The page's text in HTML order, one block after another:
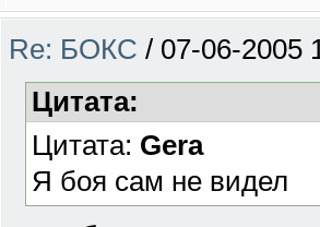
Re: БОКС / 07-06-2005
Цитата:
Цитата: Gera
Я боя сам не видел